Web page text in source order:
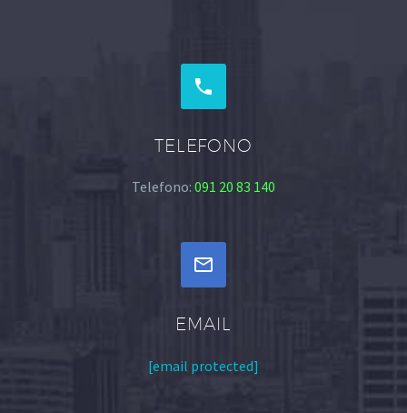


TELEFONO
Telefono: 091 20 83 140


EMAIL
[email protected]